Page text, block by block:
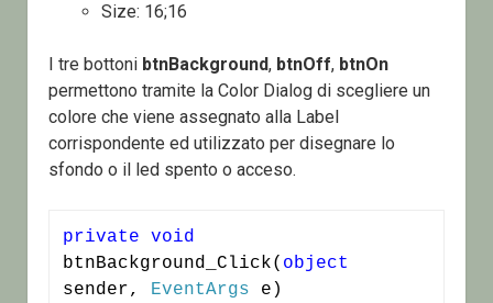
Size: 16;16
I tre bottoni btnBackground, btnOff, btnOn
permettono tramite la Color Dialog di scegliere un
colore che viene assegnato alla Label
corrispondente ed utilizzato per disegnare lo
sfondo o il led spento o acceso.
private
void
btnBackground_Click( object
sender, EventArgs e)